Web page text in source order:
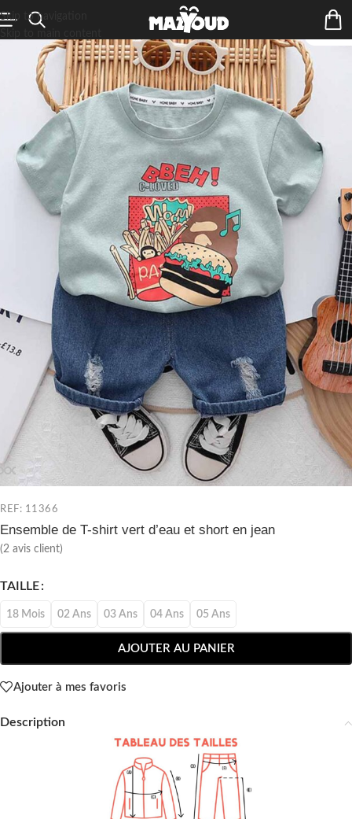
Skip to navigation
REF: 11366
Ensemble de T-shirt vert d’eau et short en jean
(2 avis client)
TAILLE
18 Mois 02 Ans 03 Ans 04 Ans 05 Ans
AJOUTER AU PANIER
Ajouter à mes favoris
Description